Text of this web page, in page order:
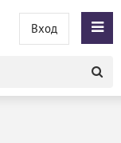
Вход